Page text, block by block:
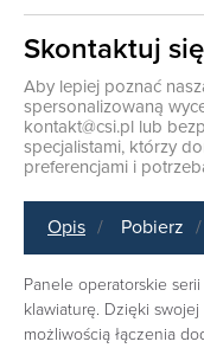
Skontaktuj
Aby lepiej poznać
spersonalizowaną
kontakt@csi.pl lub
specjalistami, którzy
preferencjami i
Opis Pobierz
Panele operatorskie
klawiaturę. Dzięki
możliwością łączenia